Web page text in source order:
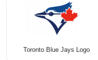
Toronto Blue Jays Logo